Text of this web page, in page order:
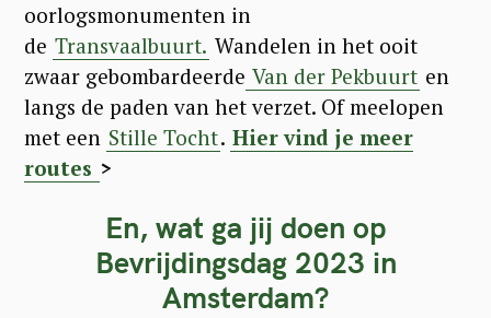
oorlogsmonumenten in
de Transvaalbuurt. Wandelen in het ooit
zwaar gebombardeerde Van der Pekbuurt en
langs de paden van het verzet. Of meelopen
met een Stille Tocht. Hier vind je meer
routes >
En, wat ga jij doen op
Bevrijdingsdag 2023 in
Amsterdam?
S